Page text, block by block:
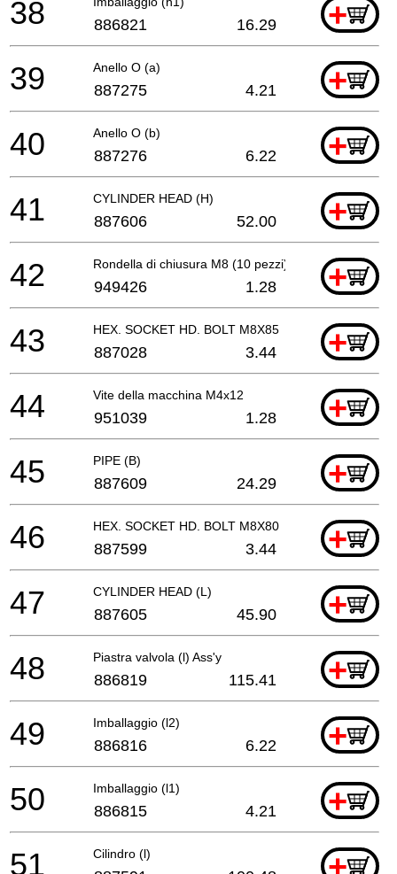
+
38 886821 16.29
Anello O (a) +
39 887275 4.21
Anello O (b) +
40 887276 6.22
CYLINDER HEAD (H) +
41 887606 52.00
Rondella di chiusura M8 (10 pezzi) +
42 949426 1.28
HEX. SOCKET HD. BOLT M8X85 +
43 887028 3.44
Vite della macchina M4x12 +
44 951039 1.28
PIPE (B) +
45 887609 24.29
HEX. SOCKET HD. BOLT M8X80 +
46 887599 3.44
CYLINDER HEAD (L) +
47 887605 45.90
Piastra valvola (l) Ass'y +
48 886819 115.41
Imballaggio (l2) +
49 886816 6.22
Imballaggio (l1) +
50 886815 4.21
Cilindro (l)
51